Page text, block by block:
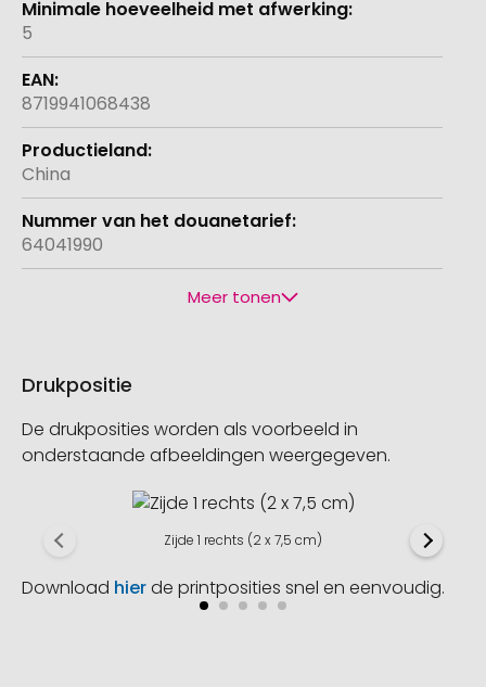
5
8719941068438
China
64041990
Meer tonen
Drukpositie
De drukposities worden als voorbeeld in
onderstaande afbeeldingen weergegeven.
Zijde 1 rechts (2 x 7,5 cm)
Download hierde printposities snel en eenvoudig.